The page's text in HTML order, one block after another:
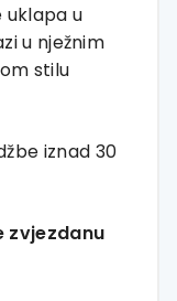
uklapa u
u nježnim
stilu
iznad 30
zvjezdanu